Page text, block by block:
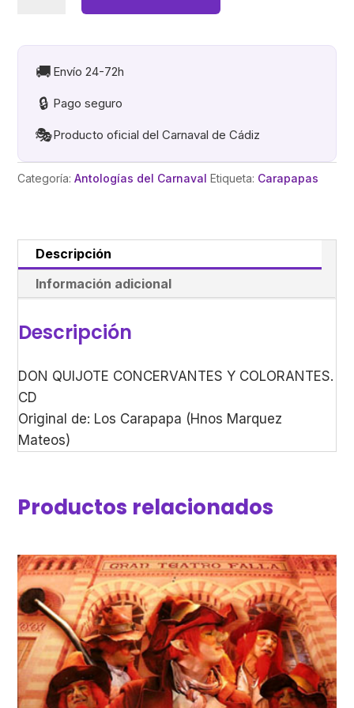
9,95€.4,95€.
Y
COLORANTES
🚚 Envío 24-72h
🔒 Pago seguro
🎭Producto oficial del Carnaval de Cádiz
Categoría:Antologías del Carnaval Etiqueta: Carapapas
Descripción
Información adicional
Descripción
DON QUIJOTE CONCERVANTES Y COLORANTES.
CD
Original de: Los Carapapa (Hnos Marquez
Mateos)
Productos relacionados